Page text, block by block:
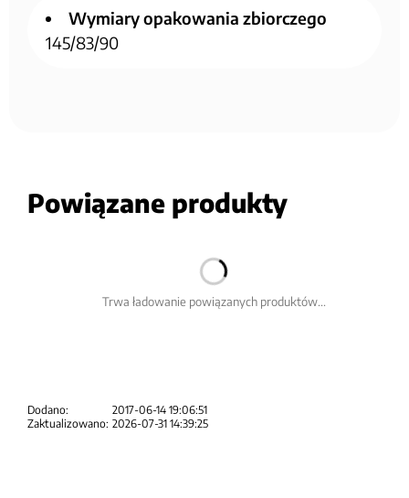
Wymiary opakowania zbiorczego
145/83/90
Powiązane produkty
Trwa ładowanie powiązanych produktów...
Dodano:
2017-06-14 19:06:51
Zaktualizowano: 2026-07-31 14:39:25